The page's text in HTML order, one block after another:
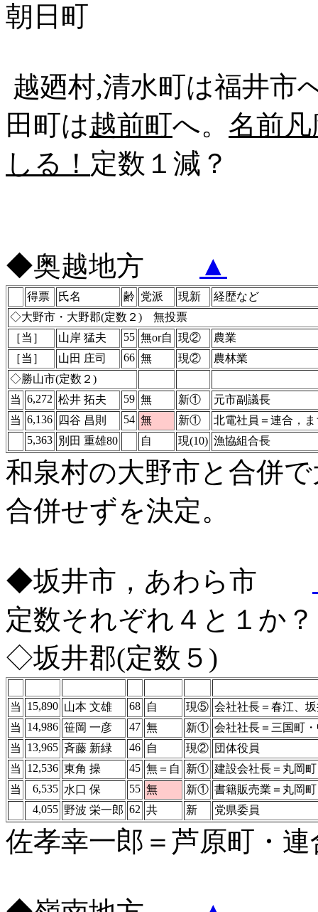
朝日町
越廼村,清水町は福井市
田町は越前町へ。 名前
しる！ 定数１減？
◆奥越地方 ▲
得票 氏名 齢 党派 現新
経歴など
◇大野市・大野郡(定数２) 無投票
［当］
山岸 猛夫 55 無or自 現②
農業
［当］
山田 庄司 66 無 現②
農林業
◇勝山市(定数２)
当 6,272 松井 拓夫 59 無 新①
元市副議長
当 6,136 四谷 昌則 54 無 新①
北電社員＝連合，
5,363 別田 重雄80 自 現(10) 漁協組合長
和泉村の大野市と合併
合併せずを決定。
◆坂井市，あわら市
定数それぞれ４と１か？
◇坂井郡(定数５)
当 15,890 山本 文雄 68 自 現⑤ 会社社長＝春江、
当
14,986 笹岡 一彦 47 無 新① 会社社長＝三国町
当
13,965 斉藤 新緑 46 自 現② 団体役員
当
12,536 東角 操 45 無＝自 新① 建設会社長＝丸岡町
当
6,535 水口 保 55 無 新① 書籍販売業＝丸岡
4,055 野波 栄一郎 62 共 新 党県委員
佐孝幸一郎＝芦原町・